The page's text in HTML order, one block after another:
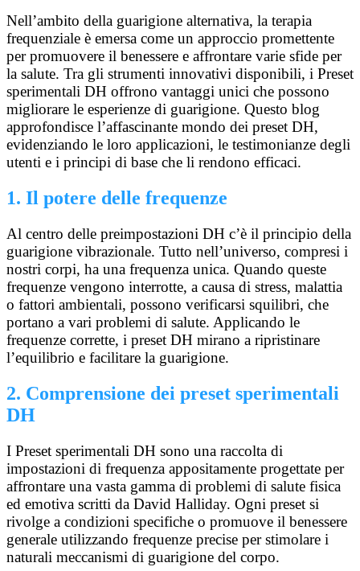
Nell’ambito della guarigione alternativa, la terapia
frequenziale è emersa come un approccio promettente
per promuovere il benessere e affrontare varie sfide per
la salute. Tra gli strumenti innovativi disponibili, i Preset
sperimentali DH offrono vantaggi unici che possono
migliorare le esperienze di guarigione. Questo blog
approfondisce l’affascinante mondo dei preset DH,
evidenziando le loro applicazioni, le testimonianze degli
utenti e i principi di base che li rendono efficaci.
1. Il potere delle frequenze
Al centro delle preimpostazioni DH c’è il principio della
guarigione vibrazionale. Tutto nell’universo, compresi i
nostri corpi, ha una frequenza unica. Quando queste
frequenze vengono interrotte, a causa di stress, malattia
o fattori ambientali, possono verificarsi squilibri, che
portano a vari problemi di salute. Applicando le
frequenze corrette, i preset DH mirano a ripristinare
l’equilibrio e facilitare la guarigione.
2. Comprensione dei preset sperimentali
DH
I Preset sperimentali DH sono una raccolta di
impostazioni di frequenza appositamente progettate per
affrontare una vasta gamma di problemi di salute fisica
ed emotiva scritti da David Halliday. Ogni preset si
rivolge a condizioni specifiche o promuove il benessere
generale utilizzando frequenze precise per stimolare i
naturali meccanismi di guarigione del corpo.